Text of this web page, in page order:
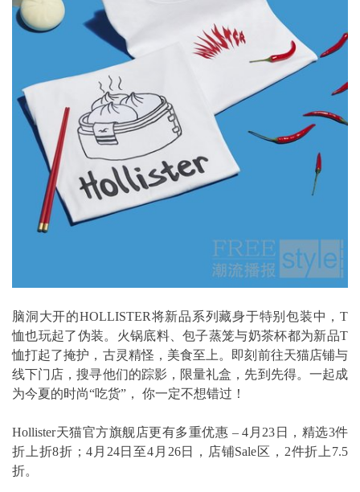
脑洞大开的HOLLISTER将新品系列藏身于特别包装中，T
恤也玩起了伪装。火锅底料、包子蒸笼与奶茶杯都为新品T
恤打起了掩护，古灵精怪，美食至上。即刻前往天猫店铺与
线下门店，搜寻他们的踪影，限量礼盒，先到先得。一起成
为今夏的时尚“吃货”， 你一定不想错过！
Hollister天猫官方旗舰店更有多重优惠 – 4月23日，精选3件
折上折8折；4月24日至4月26日，店铺Sale区，2件折上7.5
折。